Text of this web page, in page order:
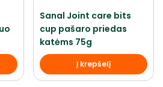
Sanal Joint care bits
cup pašaro priedas
katėms 75g
Į krepšelį